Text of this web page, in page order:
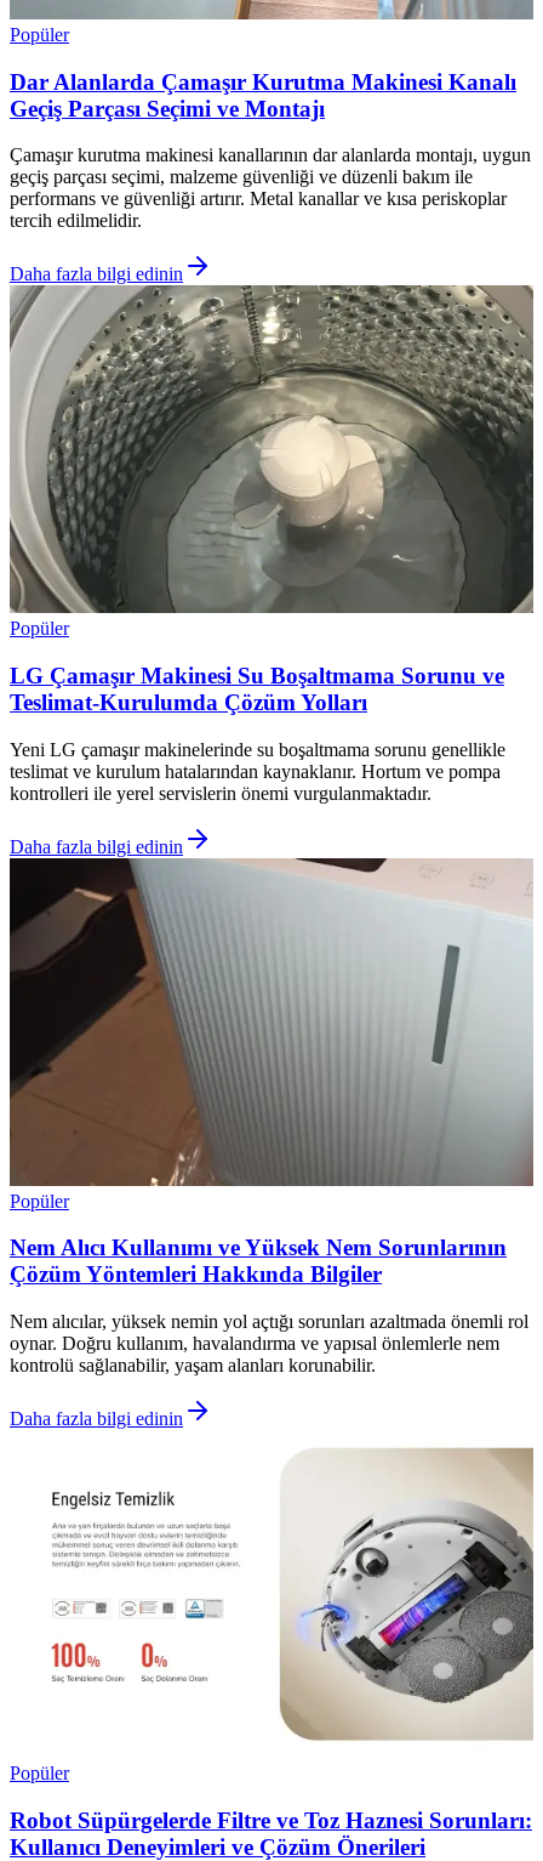
Popüler
Dar Alanlarda Çamaşır Kurutma Makinesi Kanalı
Geçiş Parçası Seçimi ve Montajı
Çamaşır kurutma makinesi kanallarının dar alanlarda montajı, uygun
geçiş parçası seçimi, malzeme güvenliği ve düzenli bakım ile
performans ve güvenliği artırır. Metal kanallar ve kısa periskoplar
tercih edilmelidir.
Daha fazla bilgi edinin
Popüler
LG Çamaşır Makinesi Su Boşaltmama Sorunu ve
Teslimat-Kurulumda Çözüm Yolları
Yeni LG çamaşır makinelerinde su boşaltmama sorunu genellikle
teslimat ve kurulum hatalarından kaynaklanır. Hortum ve pompa
kontrolleri ile yerel servislerin önemi vurgulanmaktadır.
Daha fazla bilgi edinin
Popüler
Nem Alıcı Kullanımı ve Yüksek Nem Sorunlarının
Çözüm Yöntemleri Hakkında Bilgiler
Nem alıcılar, yüksek nemin yol açtığı sorunları azaltmada önemli rol
oynar. Doğru kullanım, havalandırma ve yapısal önlemlerle nem
kontrolü sağlanabilir, yaşam alanları korunabilir.
Daha fazla bilgi edinin
Popüler
Robot Süpürgelerde Filtre ve Toz Haznesi Sorunları:
Kullanıcı Deneyimleri ve Çözüm Önerileri